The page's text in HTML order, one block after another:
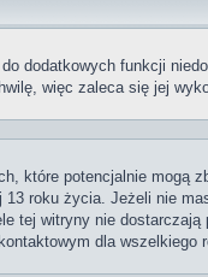
dodatkowych funkcji
więc zaleca się jej
które potencjalnie mogą
13 roku życia. Jeżeli nie
tej witryny nie
dla wszelkiego